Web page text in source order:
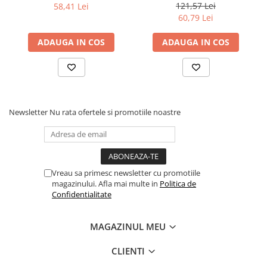
58,41 Lei
ADAUGA IN COS
121,57 Lei
60,79 Lei
ADAUGA IN COS
Newsletter Nu rata ofertele si promotiile noastre
Vreau sa primesc newsletter cu promotiile
magazinului. Afla mai multe in Politica de
Confidentialitate
MAGAZINUL MEU
CLIENTI